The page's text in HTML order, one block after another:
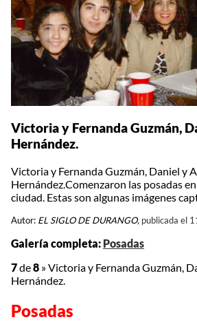
Victoria y Fernanda Guzmán,
Hernández.
Victoria y Fernanda Guzmán, Daniel y
Hernández.Comenzaron las posadas
ciudad. Estas son algunas imágenes
Autor: EL SIGLO DE DURANGO, publicada el
Galería completa: Posadas
7de8 »Victoria y Fernanda Guzmán,
Hernández.
Posadas